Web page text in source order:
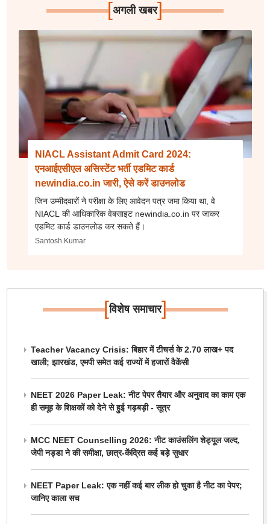
[अगली खबर]
NIACL Assistant Admit Card 2024:
एनआईएसीएल असिस्टेंट भर्ती एडमिट कार्ड
newindia.co.in जारी, ऐसे करें डाउनलोड
जिन उम्मीदवारों ने परीक्षा के लिए आवेदन पत्र जमा किया था, वे
NIACL की आधिकारिक वेबसाइट newindia.co.in पर जाकर
एडमिट कार्ड डाउनलोड कर सकते हैं।
Santosh Kumar
[विशेष समाचार]
Teacher Vacancy Crisis: बिहार में टीचर्स के 2.70 लाख+ पद
खाली; झारखंड, एमपी समेत कई राज्यों में हजारों वैकेंसी
NEET 2026 Paper Leak: नीट पेपर तैयार और अनुवाद का काम एक
ही समूह के शिक्षकों को देने से हुई गड़बड़ी - सूत्र
MCC NEET Counselling 2026: नीट काउंसलिंग शेड्यूल जल्द,
जेपी नड्डा ने की समीक्षा, छात्र-केंद्रित कई बड़े सुधार
NEET Paper Leak: एक नहीं कई बार लीक हो चुका है नीट का पेपर;
जानिए काला सच